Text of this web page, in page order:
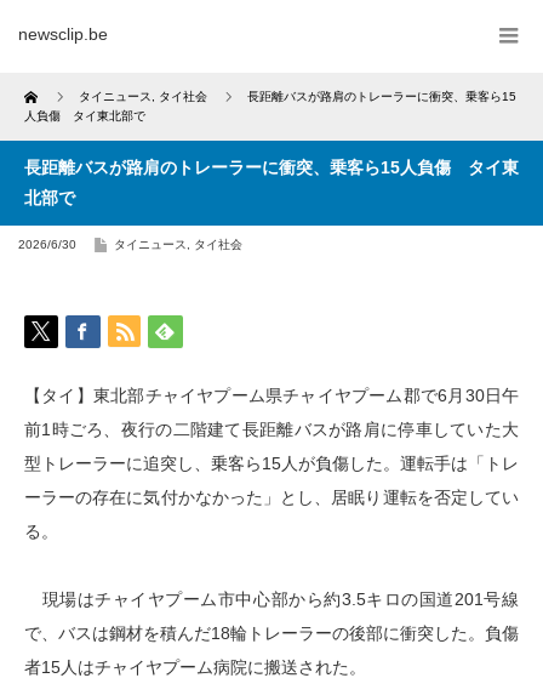
newsclip.be
Home タイニュース タイ社会
長距離バスが路肩のトレーラーに衝突、乗客ら15
人負傷 タイ東北部で
長距離バスが路肩のトレーラーに衝突、乗客ら15人負傷 タイ東
北部で
2026/6/30 タイニュース タイ社会
【タイ】東北部チャイヤプーム県チャイヤプーム郡で6月30日午
前1時ごろ、夜行の二階建て長距離バスが路肩に停車していた大
型トレーラーに追突し、乗客ら15人が負傷した。運転手は「トレ
ーラーの存在に気付かなかった」とし、居眠り運転を否定してい
る。
現場はチャイヤプーム市中心部から約3.5キロの国道201号線
で、バスは鋼材を積んだ18輪トレーラーの後部に衝突した。負傷
者15人はチャイヤプーム病院に搬送された。